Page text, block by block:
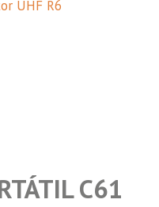
UHF R6
C61